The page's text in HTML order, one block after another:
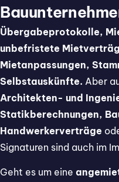
Übergabeprotokolle,
unbefristete
Mietanpassungen,
Selbstauskünfte. Aber
Architekten- und
Statikberechnungen,
Handwerkerverträge
Signaturen sind auch im
Geht es um eine